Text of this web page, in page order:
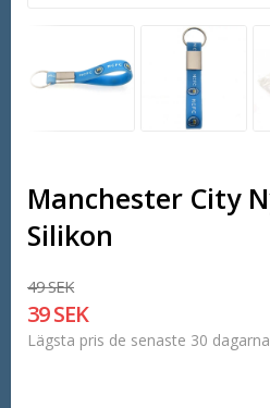
Manchester City
Silikon
49 SEK
39 SEK
Lägsta pris de senaste 30 dagarna